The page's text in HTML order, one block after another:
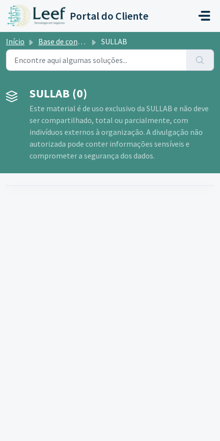
Ir para o conteúdo principal
Portal do Cliente
Início Base de conhecimento SULLAB
SULLAB (0)
Este material é de uso exclusivo da SULLAB e não deve
ser compartilhado, total ou parcialmente, com
indivíduos externos à organização. A divulgação não
autorizada pode conter informações sensíveis e
comprometer a segurança dos dados.